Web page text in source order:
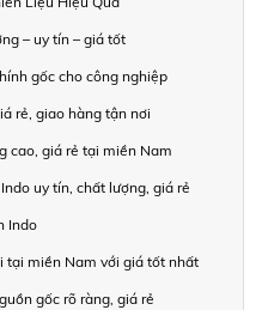
– uy tín – giá tốt
gốc cho công nghiệp
rẻ, giao hàng tận nơi
cao, giá rẻ tại miền Nam
uy tín, chất lượng, giá rẻ
Indo
tại miền Nam với giá tốt nhất
gốc rõ ràng, giá rẻ